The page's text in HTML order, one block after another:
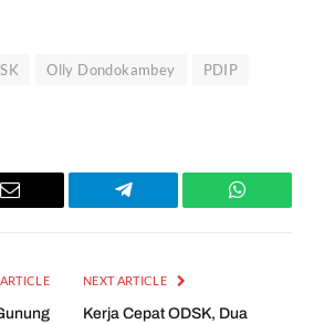
Olly Dondokambey
PDIP
Email Telegram
NEXT ARTICLE
Kerja Cepat ODSK, Dua